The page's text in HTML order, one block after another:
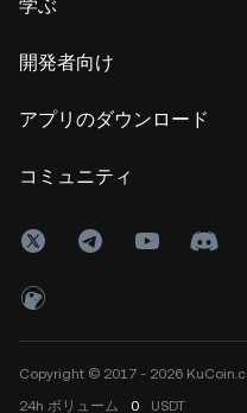
学ぶ
開発者向け
アプリのダウンロード
コミュニティ
Copyright © 2017 - 2026
24h ボリューム 0 USDT